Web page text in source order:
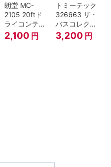
朗堂 MC-
2105 20ftド
ライコンテナ
タイプ
TRANCY
2,100 円
トミーテック
326663 ザ・
バスコレクシ
ョン 西日本鉄
道・九州産交
3,200 円